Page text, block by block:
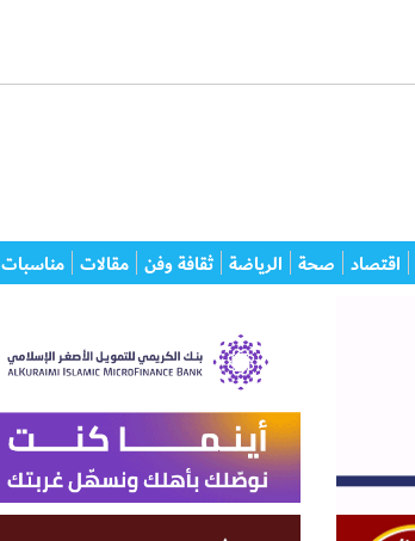
اقتصاد صحة الرياضة ثقافة وفن مقالات مناسبات